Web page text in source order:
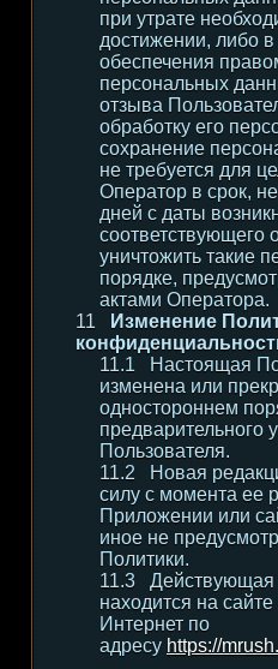
при утрате
достижении, либо
обеспечения
персональных
отзыва
обработку его
сохранение
не требуется для
Оператор в срок,
дней с даты
соответствующего
уничтожить такие
порядке,
актами Оператора.
Изменение
Настоящая
изменена или
одностороннем
предварительного
Пользователя.
Новая
силу с момента ее
Приложении или
иное не
Политики.
Действующая
находится на
Интернет по
адресу https://